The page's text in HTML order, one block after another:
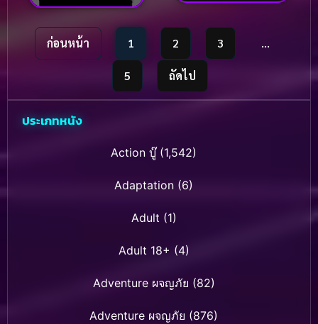
ก่อนหน้า 1 2 3 …
5 ถัดไป
ประเภทหนัง
Action บู๊(1,542)
Adaptation (6)
Adult (1)
Adult 18+ (4)
Adventure ผจญภัย (82)
Adventure ผจญภัย (876)